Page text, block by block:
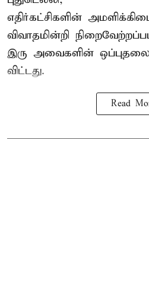
எதிர்கட்சிகளின்
விவாதமின்றி
இரு அவைகளின்
விட்டது.
Read